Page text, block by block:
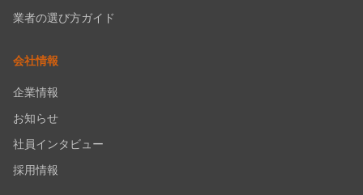
業者の選び方ガイド
会社情報
企業情報
お知らせ
社員インタビュー
採用情報